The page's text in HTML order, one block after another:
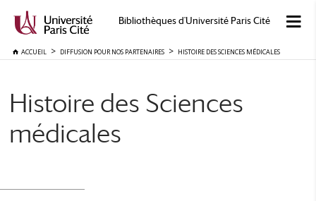
Bibliothèques d'Université Paris Cité
ACCUEIL DIFFUSION POUR NOS PARTENAIRES HISTOIRE DES SCIENCES MÉDICALES
Histoire des Sciences
médicales